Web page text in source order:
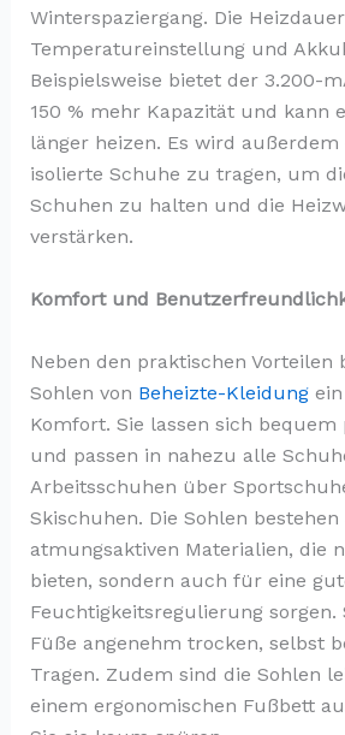
Winterspaziergang. Die
Temperatureinstellung und
Beispielsweise bietet der 3.200-
150 % mehr Kapazität und kann
länger heizen. Es wird
isolierte Schuhe zu tragen, um
Schuhen zu halten und die
verstärken.
Komfort und
Neben den praktischen Vorteilen
Sohlen von Beheizte-Kleidungein
Komfort. Sie lassen sich bequem
und passen in nahezu alle
Arbeitsschuhen über
Skischuhen. Die Sohlen
atmungsaktiven Materialien, die
bieten, sondern auch für eine
Feuchtigkeitsregulierung sorgen.
Füße angenehm trocken, selbst
Tragen. Zudem sind die Sohlen
einem ergonomischen Fußbett